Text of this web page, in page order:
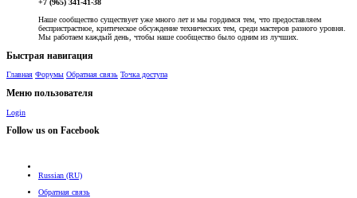
+7 (965) 341-41-38
Наше сообщество существует уже много лет и мы гордимся тем, что предоставляем
беспристрастное, критическое обсуждение технических тем, среди мастеров разного уровня.
Мы работаем каждый день, чтобы наше сообщество было одним из лучших.
Быстрая навигация
Главная Форумы Обратная связь Точка доступа
Меню пользователя
Login
Follow us on Facebook
Russian (RU)
Обратная связь